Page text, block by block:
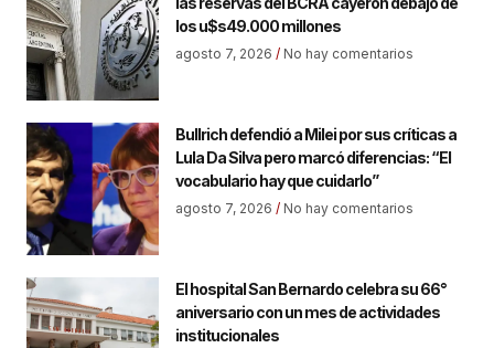
los u$s49.000 millones
agosto 7, 2026 No hay comentarios
Bullrich defendió a Milei por sus críticas a
Lula Da Silva pero marcó diferencias: “El
vocabulario hay que cuidarlo”
agosto 7, 2026 No hay comentarios
El hospital San Bernardo celebra su 66°
aniversario con un mes de actividades
institucionales